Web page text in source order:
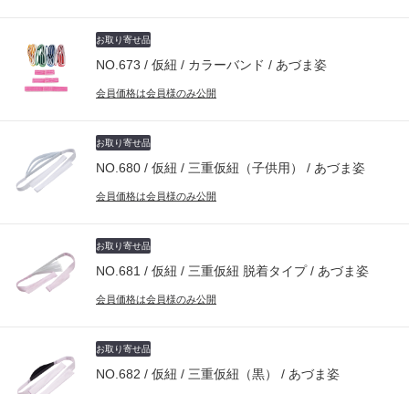
お取り寄せ品
NO.673 / 仮紐 / カラーバンド / あづま姿
会員価格は会員様のみ公開
お取り寄せ品
NO.680 / 仮紐 / 三重仮紐（子供用） / あづま姿
会員価格は会員様のみ公開
お取り寄せ品
NO.681 / 仮紐 / 三重仮紐 脱着タイプ / あづま姿
会員価格は会員様のみ公開
お取り寄せ品
NO.682 / 仮紐 / 三重仮紐（黒） / あづま姿